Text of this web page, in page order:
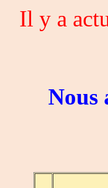
Il y a
Nous